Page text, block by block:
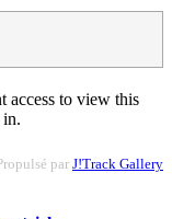
access to view this
in.
Propulsé par J!Track Gallery